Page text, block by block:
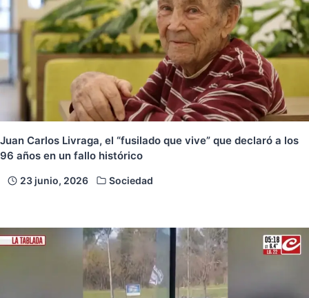
Juan Carlos Livraga, el “fusilado que vive” que declaró a los
96 años en un fallo histórico
23 junio, 2026 Sociedad